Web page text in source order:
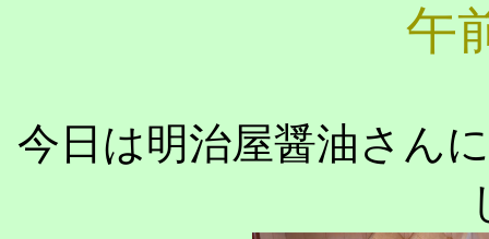
午
今日は明治屋醤油さん